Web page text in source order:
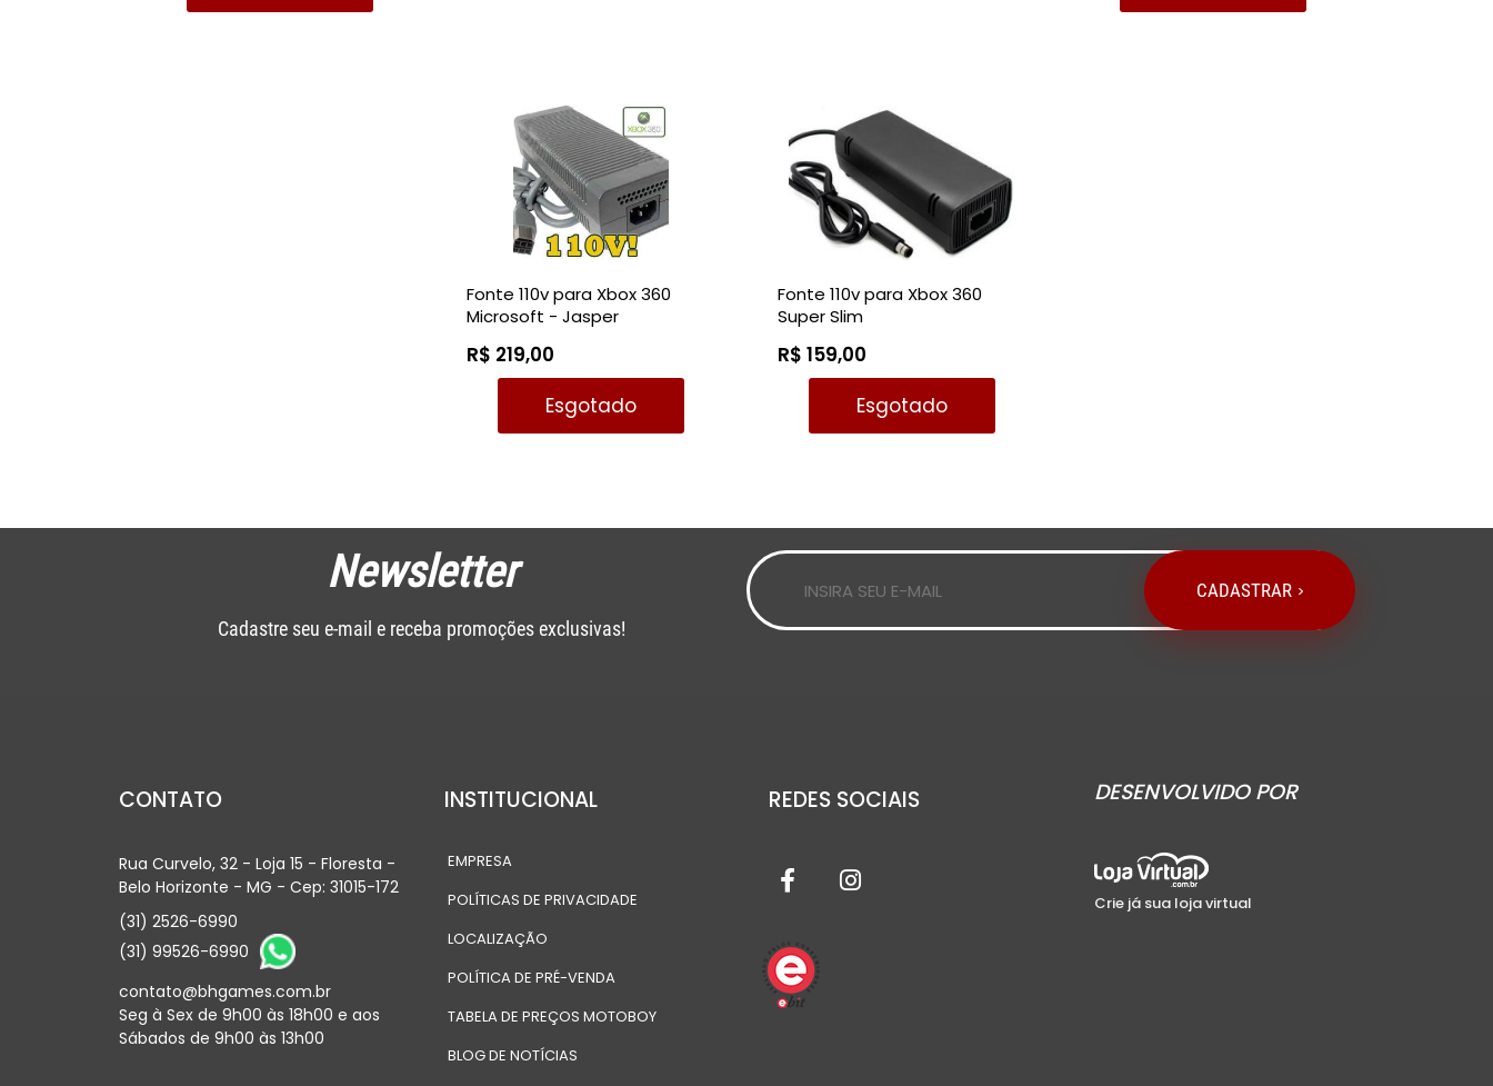
Fonte 110v para Xbox 360
Microsoft - Jasper
R$ 219,00
Esgotado
Fonte 110v para Xbox 360
Super Slim
R$ 159,00
Esgotado
Newsletter
Cadastre seu e-mail e receba promoções exclusivas!
CADASTRAR
CONTATO
Rua Curvelo, 32 - Loja 15 - Floresta -
Belo Horizonte - MG - Cep: 31015-172
(31) 2526-6990
(31) 99526-6990
contato@bhgames.com.br
Seg à Sex de 9h00 às 18h00 e aos
Sábados de 9h00 às 13h00
INSTITUCIONAL
EMPRESA
POLÍTICAS DE PRIVACIDADE
LOCALIZAÇÃO
POLÍTICA DE PRÉ-VENDA
TABELA DE PREÇOS MOTOBOY
BLOG DE NOTÍCIAS
REDES SOCIAIS DESENVOLVIDO POR
Crie já sua loja virtual